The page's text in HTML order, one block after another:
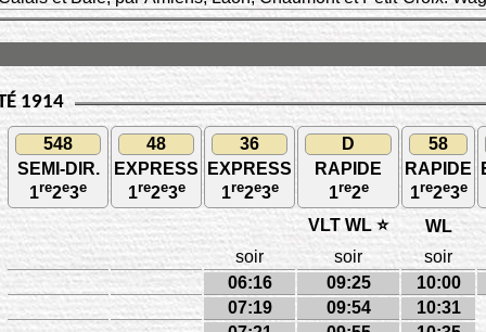
1914
548
SEMI-DIR.
1re2e3e
48
EXPRESS
1re2e3e
36
EXPRESS
1re2e3e
D
RAPIDE
1re2e
58
RAPIDE
1re2e3e
VLT WL ⭐
WL
soir
soir
soir
06:16
09:25
10:00
07:19
09:54
10:31